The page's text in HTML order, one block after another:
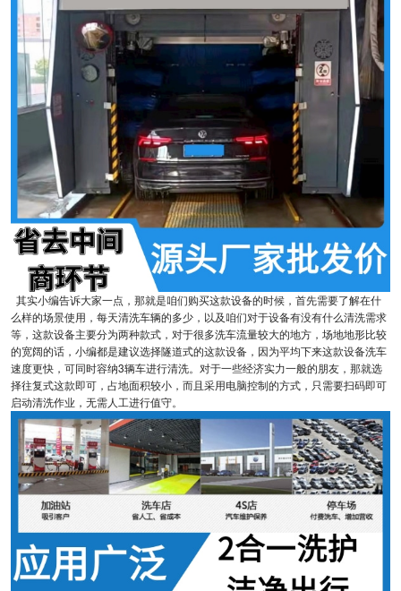
其实小编告诉大家一点，那就是咱们购买这款设备的时候，首先需要了解在什
么样的场景使用，每天清洗车辆的多少，以及咱们对于设备有没有什么清洗需求
等，这款设备主要分为两种款式，对于很多洗车流量较大的地方，场地地形比较
的宽阔的话，小编都是建议选择隧道式的这款设备，因为平均下来这款设备洗车
速度更快，可同时容纳3辆车进行清洗。对于一些经济实力一般的朋友，那就选
择往复式这款即可，占地面积较小，而且采用电脑控制的方式，只需要扫码即可
启动清洗作业，无需人工进行值守。